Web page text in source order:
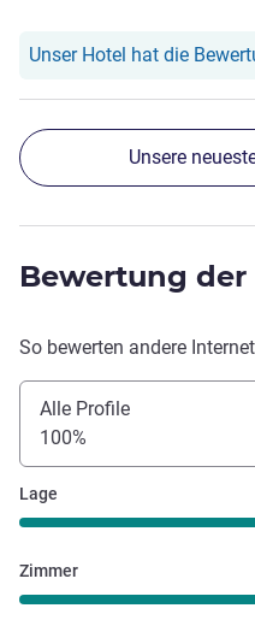
Unser Hotel hat die
Unsere
Bewertung
So bewerten andere
Alle Profile
100%
Lage
Zimmer